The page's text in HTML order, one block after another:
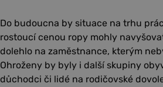
Do budoucna by situace na trhu
rostoucí cenou ropy mohly
dolehlo na zaměstnance, kterým
Ohroženy by byly i další skupiny
důchodci či lidé na rodičovské